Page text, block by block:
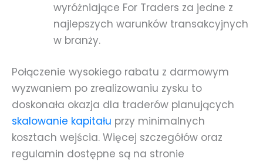
wyróżniające For Traders za jedne z
najlepszych warunków transakcyjnych
w branży.
Połączenie wysokiego rabatu z darmowym
wyzwaniem po zrealizowaniu zysku to
doskonała okazja dla traderów planujących
skalowanie kapitału przy minimalnych
kosztach wejścia. Więcej szczegółów oraz
regulamin dostępne są na stronie